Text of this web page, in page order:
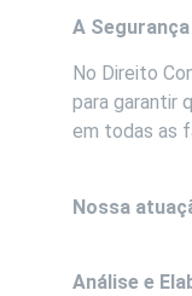
A
No Direito
para garantir
em todas as
Nossa
Análise e